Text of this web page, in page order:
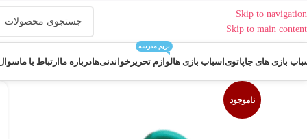
Skip to navigation
Skip to main content
بازی های جاپاتویاسباب بازی هالوازم تحریر
بریم مدرسه
خواندنی‌هادرباره ماارتباط با ما
ناموجود